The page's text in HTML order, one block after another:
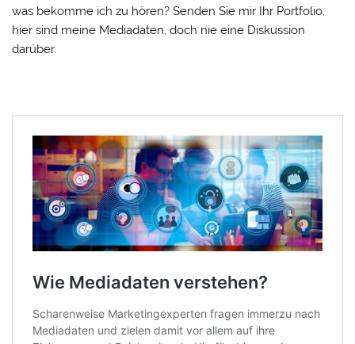
was bekomme ich zu hören? Senden Sie mir Ihr Portfolio,
hier sind meine Mediadaten, doch nie eine Diskussion
darüber.